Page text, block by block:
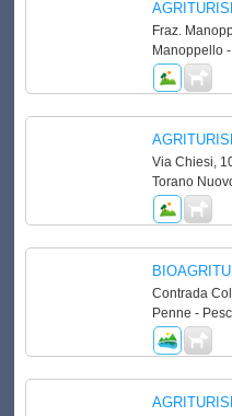
Fraz.
Manoppello
Via Chiesi,
Torano
Contrada
Penne -